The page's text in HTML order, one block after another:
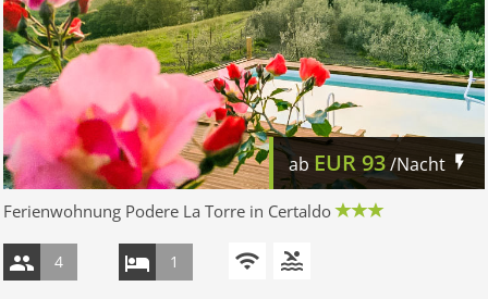
ab EUR93/Nacht
Ferienwohnung Podere La Torre in Certaldo
4 1